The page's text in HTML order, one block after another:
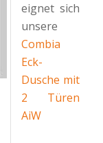
eignet sich
unsere
Combia
Eck-
Dusche mit
2 Türen
AiW